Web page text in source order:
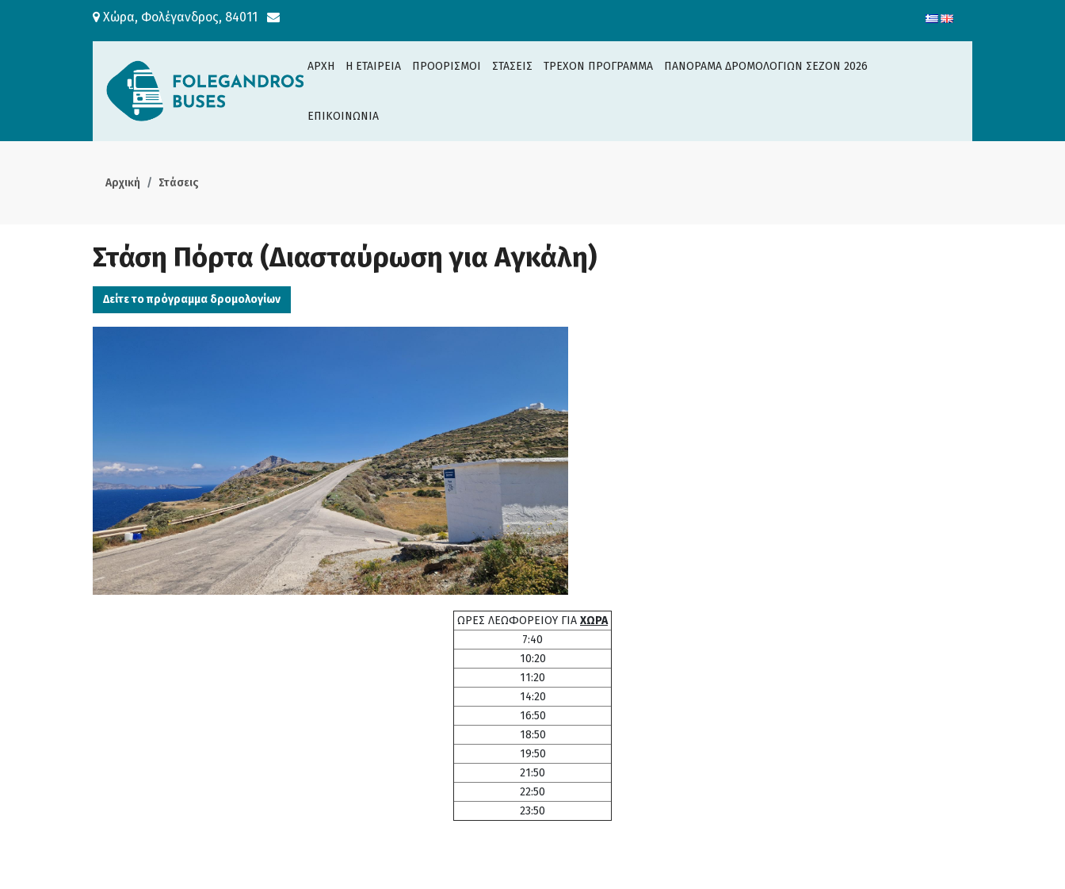
Χώρα, Φολέγανδρος, 84011
ΑΡΧΗ H ΕΤΑΙΡΕΙΑ ΠΡΟΟΡΙΣΜΟΙ ΣΤΑΣΕΙΣ ΤΡΕΧΟΝ ΠΡΟΓΡΑΜΜΑ ΠΑΝΟΡΑΜΑ ΔΡΟΜΟΛΟΓΙΩΝ ΣΕΖΟΝ 2026
ΕΠΙΚΟΙΝΩΝΙΑ
Αρχική Στάσεις
Στάση Πόρτα (Διασταύρωση για Αγκάλη)
Δείτε το πρόγραμμα δρομολογίων
ΩΡΕΣ ΛΕΩΦΟΡΕΙΟΥ ΓΙΑ ΧΩΡΑ
7:40
10:20
11:20
14:20
16:50
18:50
19:50
21:50
22:50
23:50